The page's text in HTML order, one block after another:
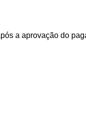
a aprovação do